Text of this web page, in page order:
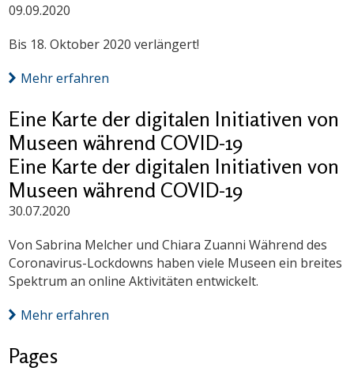
09.09.2020
Bis 18. Oktober 2020 verlängert!
Mehr erfahren
Eine Karte der digitalen Initiativen von
Museen während COVID-19
Eine Karte der digitalen Initiativen von
Museen während COVID-19
30.07.2020
Von Sabrina Melcher und Chiara Zuanni Während des
Coronavirus-Lockdowns haben viele Museen ein breites
Spektrum an online Aktivitäten entwickelt.
Mehr erfahren
Pages